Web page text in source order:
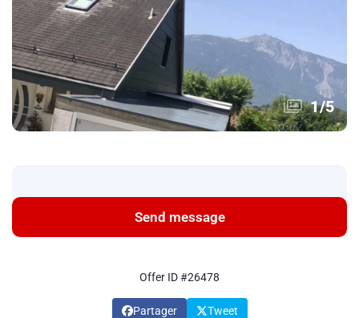
1/5
Send message
Offer ID #26478
Partager Tweet